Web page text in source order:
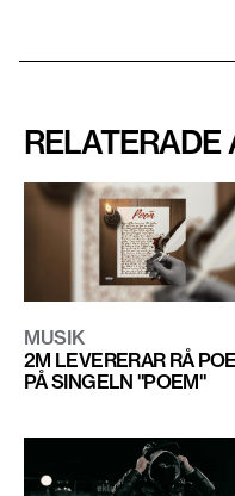
RELATERADE
MUSIK
2M LEVERERAR RÅ
PÅ SINGELN "POEM"